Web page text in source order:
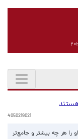
4050219021
را هر چه بیشتر و جامع‌تر